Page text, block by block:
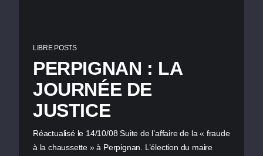
LIBRE POSTS
PERPIGNAN : LA
JOURNÉE DE
JUSTICE
Réactualisé le 14/10/08 Suite de l’affaire de la « fraude
à la chaussette » à Perpignan. L’élection du maire